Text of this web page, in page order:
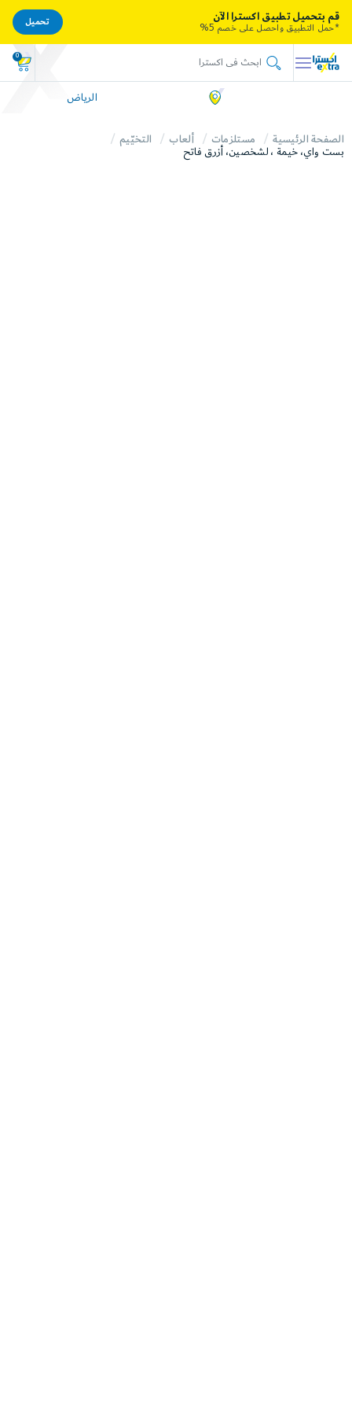
0
الرياض
الصفحة الرئيسية مستلزمات ألعاب
التخيّيم
بست واي، خيمة ، لشخصين، أزرق فاتح
قم بتحميل تطبيق اكسترا الآن
*حمل التطبيق واحصل على خصم 5%
تحميل